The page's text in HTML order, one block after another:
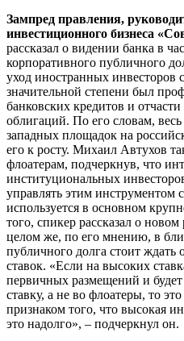
Зампред правления,
инвестиционного бизнеса
рассказал о видении банка в
корпоративного публичного
уход иностранных инвесторов
значительной степени был
банковских кредитов и
облигаций. По его словам,
западных площадок на
его к росту. Михаил Автухов
флоатерам, подчеркнув, что
институциональных
управлять этим инструментом
используется в основном
того, спикер рассказал о
целом же, по его мнению, в
публичного долга стоит ждать
ставок. «Если на высоких
первичных размещений и
ставку, а не во флоатеры, то
признаком того, что высокая
это надолго», – подчеркнул он.